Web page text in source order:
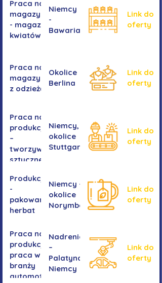
Praca na
magazynie
- magazyn
kwiatów
Niemcy
-
Bawaria
Link do
oferty
Praca na
magazynie
z odzieżą
Okolice
Berlina
Link do
oferty
Praca na
produkcji
–
tworzywa
sztuczne
Niemcy,
okolice
Stuttgartu
Link do
oferty
Produkcja
-
pakowanie
herbat
Niemcy -
okolice
Norymbergii
Link do
oferty
Praca na
produkcji -
praca w
branży
automotive
Nadrenia
–
Palatynat,
Niemcy
Link do
oferty